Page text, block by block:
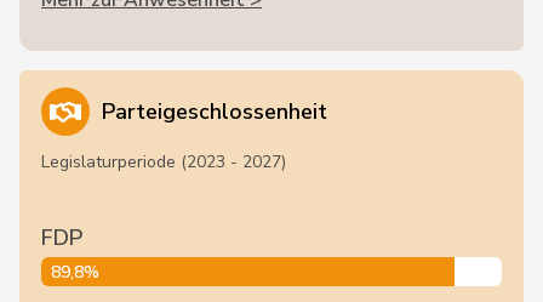
Parteigeschlossenheit
Legislaturperiode (2023 - 2027)
FDP
89,8%